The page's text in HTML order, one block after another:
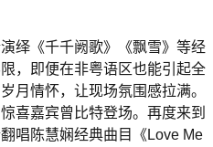
绎《千千阙歌》《飘雪》等经
，即便在非粤语区也能引起全
月情怀，让现场氛围感拉满。
喜嘉宾曾比特登场。再度来到
唱陈慧娴经典曲目《Love Me